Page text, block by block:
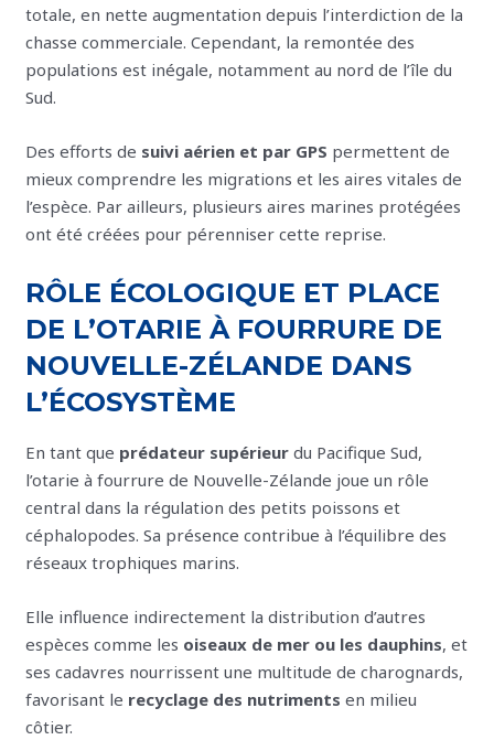
totale, en nette augmentation depuis l’interdiction de la
chasse commerciale. Cependant, la remontée des
populations est inégale, notamment au nord de l’île du
Sud.
Des efforts de suivi aérien et par GPS permettent de
mieux comprendre les migrations et les aires vitales de
l’espèce. Par ailleurs, plusieurs aires marines protégées
ont été créées pour pérenniser cette reprise.
RÔLE ÉCOLOGIQUE ET PLACE
DE L’OTARIE À FOURRURE DE
NOUVELLE-ZÉLANDE DANS
L’ÉCOSYSTÈME
En tant que prédateur supérieur du Pacifique Sud,
l’otarie à fourrure de Nouvelle-Zélande joue un rôle
central dans la régulation des petits poissons et
céphalopodes. Sa présence contribue à l’équilibre des
réseaux trophiques marins.
Elle influence indirectement la distribution d’autres
espèces comme les oiseaux de mer ou les dauphins, et
ses cadavres nourrissent une multitude de charognards,
favorisant le recyclage des nutriments en milieu
côtier.